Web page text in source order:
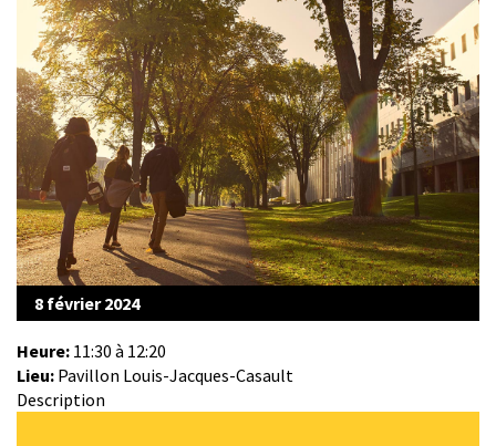
8 février 2024
Heure: 11:30 à 12:20
Lieu: Pavillon Louis-Jacques-Casault
Description